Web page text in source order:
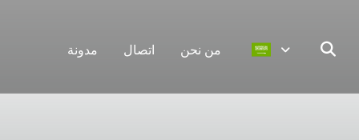
من نحن اتصال مدونة